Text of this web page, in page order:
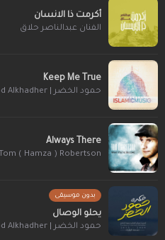
أكرمت ذا الانسان
الفنان عبدالناصر حلاق
Keep Me True
حمود الخضر | Humood Alkhadher
Always There
Tom ( Hamza ) Robertson
بدون موسيقى
يحلو الوصال
حمود الخضر | Humood Alkhadher